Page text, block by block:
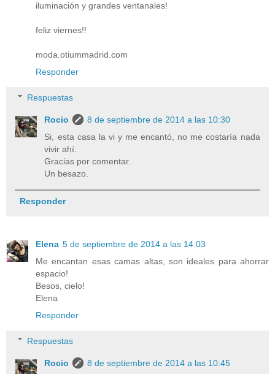
iluminación y grandes ventanales!
feliz viernes!!
moda.otiummadrid.com
Responder
Respuestas
Rocio
8 de septiembre de 2014 a las 10:30
Si, esta casa la vi y me encantó, no me costaría nada
vivir ahí.
Gracias por comentar.
Un besazo.
Responder
Elena 5 de septiembre de 2014 a las 14:03
Me encantan esas camas altas, son ideales para ahorrar
espacio!
Besos, cielo!
Elena
Responder
Respuestas
Rocio
8 de septiembre de 2014 a las 10:45